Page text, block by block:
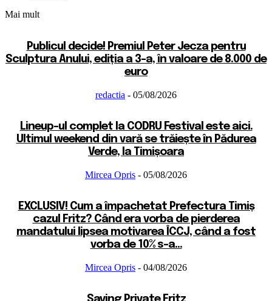
Mai mult
Publicul decide! Premiul Peter Jecza pentru
Sculptura Anului, ediția a 3-a, în valoare de 8.000 de
euro
redactia - 05/08/2026
Lineup-ul complet la CODRU Festival este aici.
Ultimul weekend din vară se trăiește în Pădurea
Verde, la Timișoara
Mircea Opris - 05/08/2026
EXCLUSIV! Cum a împachetat Prefectura Timiș
cazul Fritz? Când era vorba de pierderea
mandatului lipsea motivarea ÎCCJ, când a fost
vorba de 10% s-a...
Mircea Opris - 04/08/2026